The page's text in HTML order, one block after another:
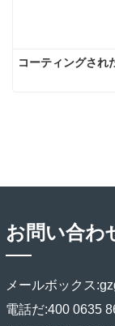
コーティングされ
お問い合わ
メールボックス:
電話だ:400 0635